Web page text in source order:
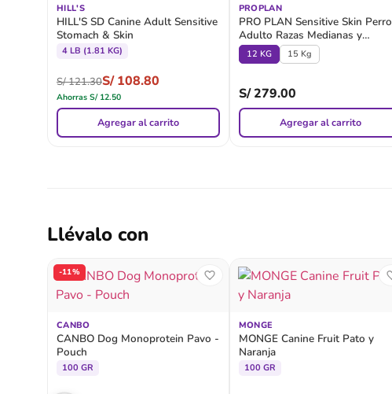
HILL'S
HILL'S SD Canine Adult Sensitive
Stomach & Skin
4 LB (1.81 KG)
S/121.30S/108.80
Ahorras S/12.50
Agregar al carrito
PROPLAN
PRO PLAN Sensitive Skin Perro
Adulto Razas Medianas y
Grandes (Salmon)
12 KG 15 Kg
S/279.00
Agregar al carrito
Llévalo con
-11%
CANBO
CANBO Dog Monoprotein Pavo -
Pouch
100 GR
MONGE
MONGE Canine Fruit Pato y
Naranja
100 GR